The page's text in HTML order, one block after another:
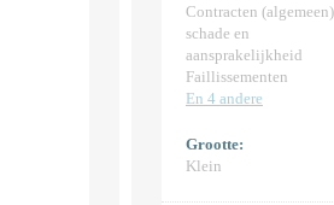
Contracten
schade en
aansprakelijkheid
Faillissementen
En 4 andere
Grootte:
Klein